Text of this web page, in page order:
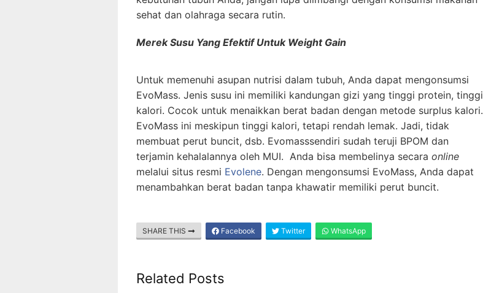
sehat dan olahraga secara rutin.
Merek Susu Yang Efektif Untuk Weight Gain
Untuk memenuhi asupan nutrisi dalam tubuh, Anda dapat mengonsumsi
EvoMass. Jenis susu ini memiliki kandungan gizi yang tinggi protein, tinggi
kalori. Cocok untuk menaikkan berat badan dengan metode surplus kalori.
EvoMass ini meskipun tinggi kalori, tetapi rendah lemak. Jadi, tidak
membuat perut buncit, dsb. Evomasssendiri sudah teruji BPOM dan
terjamin kehalalannya oleh MUI. Anda bisa membelinya secara online
melalui situs resmi Evolene. Dengan mengonsumsi EvoMass, Anda dapat
menambahkan berat badan tanpa khawatir memiliki perut buncit.
SHARE THIS Facebook Twitter WhatsApp
Related Posts